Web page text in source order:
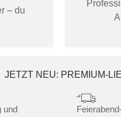
– du
JETZT NEU: PREMIUM-
und